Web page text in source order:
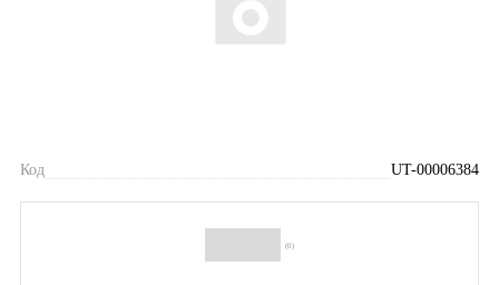
Код UT-00006384
(0)